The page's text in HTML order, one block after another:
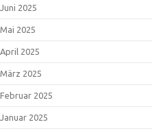
Juni 2025
Mai 2025
April 2025
März 2025
Februar 2025
Januar 2025